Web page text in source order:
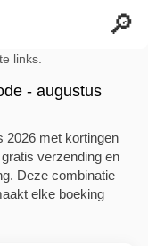
links.
- augustus
2026 met kortingen
verzending en
Deze combinatie
elke boeking